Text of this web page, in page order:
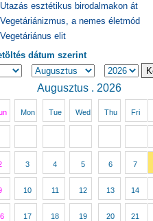
Utazás esztétikus birodalmakon át
Vegetáriánizmus, a nemes életmód
Vegetáriánus elit
dátum szerint
Augusztus . 2026
Mon Tue Wed Thu Fri
3 4 5 6 7
10 11 12 13 14
17 18 19 20 21